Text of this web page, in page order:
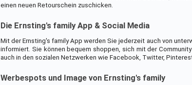
einen neuen Retourschein zuschicken.
Die Ernsting's family App & Social Media
Mit der Ernsting's family App werden Sie jederzeit auch von
informiert. Sie können bequem shoppen, sich mit der
auch in den sozialen Netzwerken wie Facebook, Twitter,
Werbespots und Image von Ernsting's family